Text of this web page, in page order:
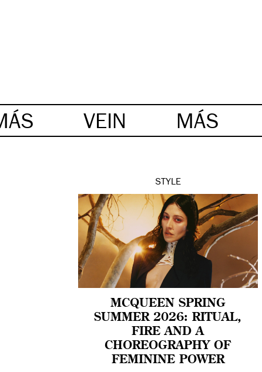
VEIN MÁS
STYLE
MCQUEEN SPRING
SUMMER 2026: RITUAL,
FIRE AND A
CHOREOGRAPHY OF
FEMININE POWER